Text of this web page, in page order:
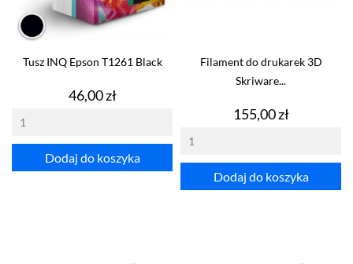
Tusz INQ Epson T1261 Black
Cena
46,00 zł
Dodaj do koszyka
Filament do drukarek 3D
Skriware...
Cena
155,00 zł
Dodaj do koszyka